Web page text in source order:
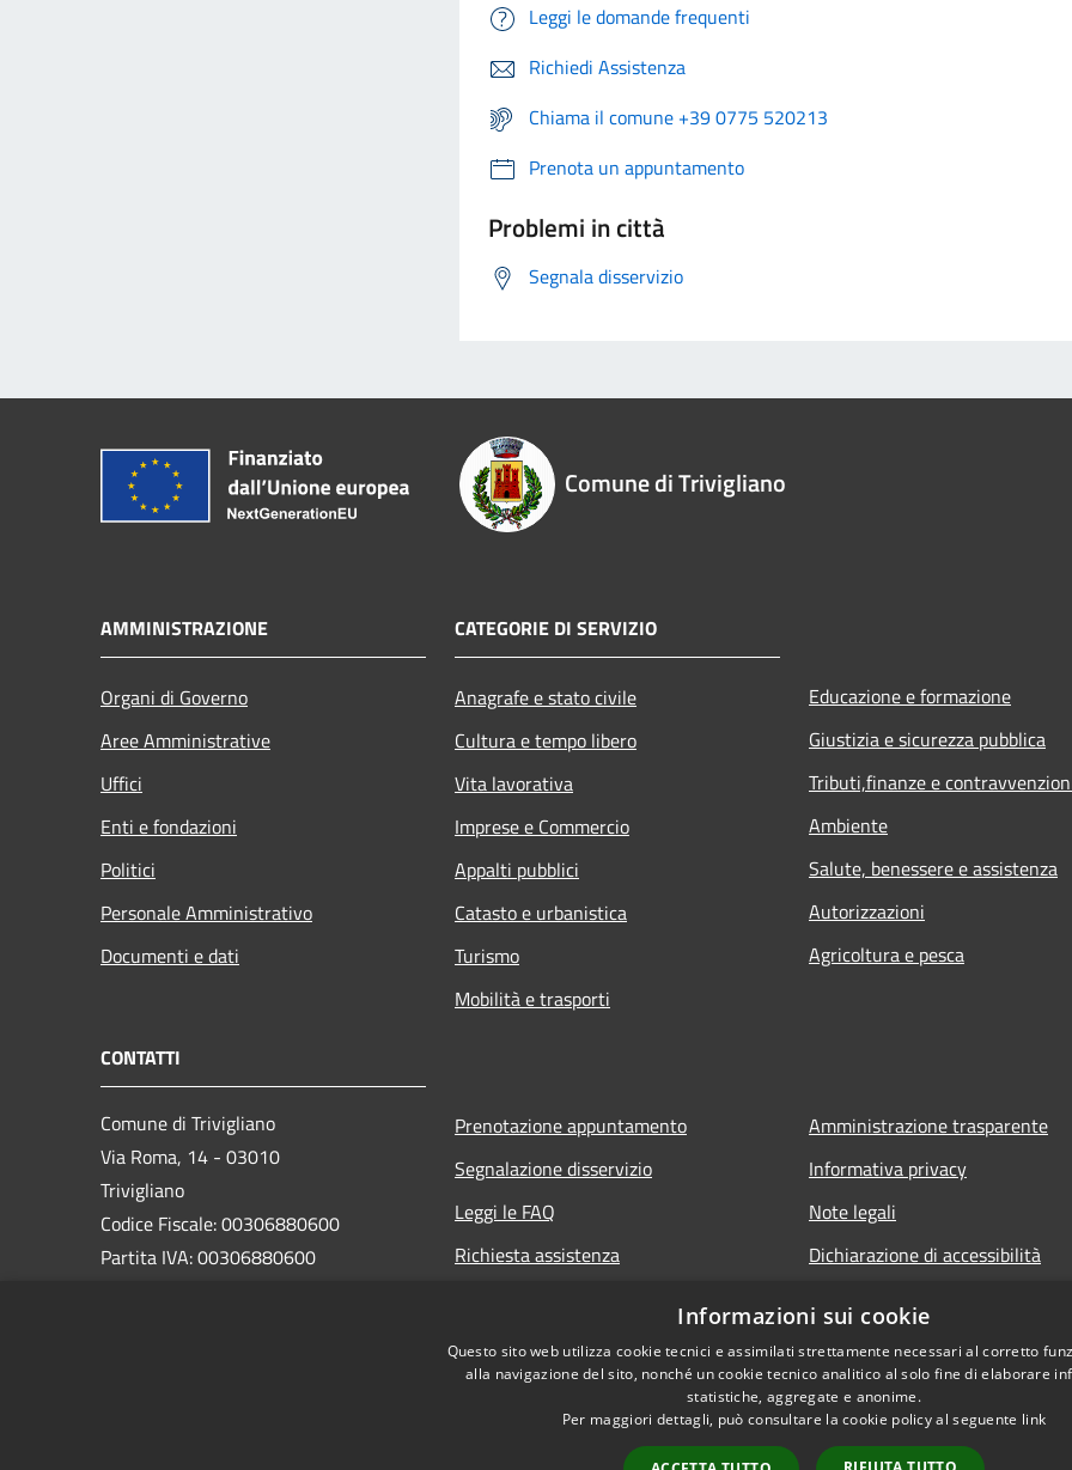
Leggi le domande frequenti
Richiedi Assistenza
Chiama il comune +39 0775 520213
Prenota un appuntamento
Problemi in città
Segnala disservizio
Comune di Trivigliano
AMMINISTRAZIONE
Organi di Governo
Aree Amministrative
Uffici
Enti e fondazioni
Politici
Personale Amministrativo
Documenti e dati
CATEGORIE DI SERVIZIO
Anagrafe e stato civile
Cultura e tempo libero
Vita lavorativa
Imprese e Commercio
Appalti pubblici
Catasto e urbanistica
Turismo
Mobilità e trasporti
Educazione e formazione
Giustizia e sicurezza pubblica
Tributi,finanze e
Ambiente
Salute, benessere e assistenza
Autorizzazioni
Agricoltura e pesca
CONTATTI
Comune di Trivigliano
Via Roma, 14 - 03010
Trivigliano
Codice Fiscale: 00306880600
Partita IVA: 00306880600
Prenotazione appuntamento
Segnalazione disservizio
Leggi le FAQ
Richiesta assistenza
Amministrazione trasparente
Informativa privacy
Note legali
Dichiarazione di accessibilità
Informazioni sui cookie
Questo sito web utilizza cookie tecnici e assimilati strettamente necessari al corretto
alla navigazione del sito, nonché un cookie tecnico analitico al solo fine di elaborare
statistiche, aggregate e anonime.
Per maggiori dettagli, può consultare la cookie policy al seguente link